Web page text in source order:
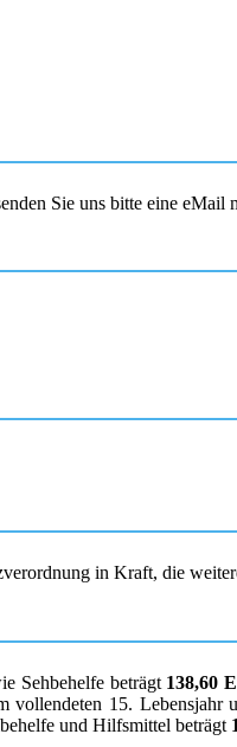
Sie uns bitte eine
in Kraft, die
Sehbehelfe beträgt 138,60
15.
und Hilfsmittel beträgt